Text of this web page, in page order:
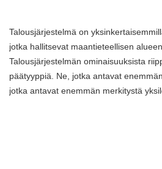
Talousjärjestelmä on
jotka hallitsevat maantieteellisen
Talousjärjestelmän ominaisuuksista
päätyyppiä. Ne, jotka antavat
jotka antavat enemmän merkitystä